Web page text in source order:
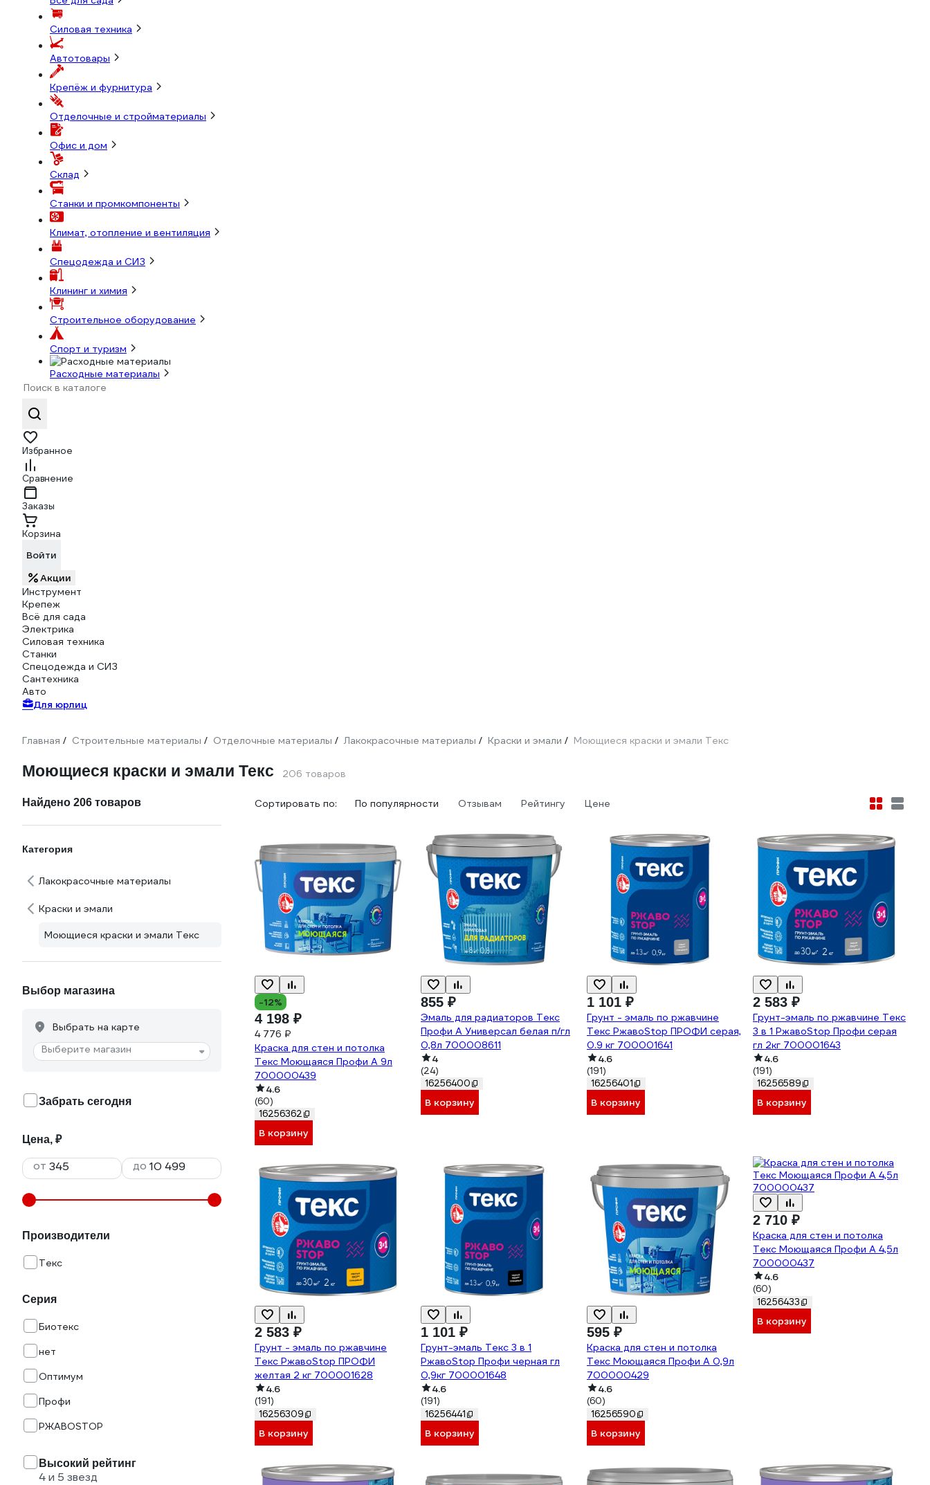
Силовая техника
Автотовары
Крепёж и фурнитура
Отделочные и стройматериалы
Офис и дом
Склад
Станки и промкомпоненты
Климат, отопление и вентиляция
Спецодежда и СИЗ
Клининг и химия
Строительное оборудование
Спорт и туризм
Расходные материалы
Избранное
Сравнение
Заказы
Корзина
Войти
Акции
Инструмент
Крепеж
Всё для сада
Электрика
Силовая техника
Станки
Спецодежда и СИЗ
Сантехника
Авто
Для юрлиц
Главная / Строительные материалы / Отделочные материалы / Лакокрасочные материалы / Краски и эмали / Моющиеся краски и эмали Текс
Моющиеся краски и эмали Текс 206 товаров
Найдено 206 товаров
Категория
Лакокрасочные материалы
Краски и эмали
Моющиеся краски и эмали Текс
Выбор магазина
Выбрать на карте
Выберите магазин
Забрать сегодня
Цена, ₽
от до
Производители
Текс
Серия
Биотекс
нет
Оптимум
Профи
РЖАВОSTOP
Высокий рейтинг
4 и 5 звезд
Сортировать по: По популярности Отзывам Рейтингу Цене
-12%
4 198 ₽
4 776 ₽
Краска для стен и потолка
Текс Моющаяся Профи A 9л
700000439
4.6
(60)
16256362
В корзину
855 ₽
Эмаль для радиаторов Текс
Профи А Универсал белая п/гл
0,8л 700008611
4
(24)
16256400
В корзину
1 101 ₽
Грунт - эмаль по ржавчине
Текс РжавоStop ПРОФИ серая,
0.9 кг 700001641
4.6
(191)
16256401
В корзину
2 583 ₽
Грунт-эмаль по ржавчине Текс
3 в 1 РжавоStop Профи серая
гл 2кг 700001643
4.6
(191)
16256589
В корзину
2 583 ₽
Грунт - эмаль по ржавчине
Текс РжавоStop ПРОФИ
желтая 2 кг 700001628
4.6
(191)
16256309
В корзину
1 101 ₽
Грунт-эмаль Текс 3 в 1
РжавоStop Профи черная гл
0,9кг 700001648
4.6
(191)
16256441
В корзину
595 ₽
Краска для стен и потолка
Текс Моющаяся Профи A 0,9л
700000429
4.6
(60)
16256590
В корзину
2 710 ₽
Краска для стен и потолка
Текс Моющаяся Профи A 4,5л
700000437
4.6
(60)
16256433
В корзину